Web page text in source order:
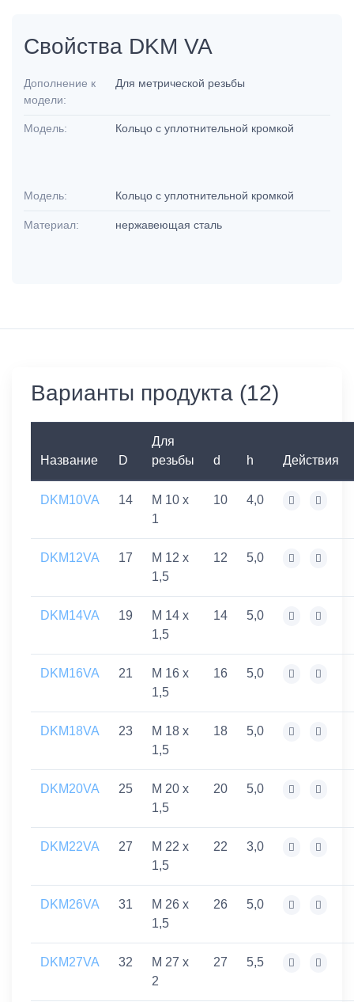
Свойства DKM VA
Дополнение к
модели:
Для метрической резьбы
Модель: Кольцо с уплотнительной кромкой
Модель: Кольцо с уплотнительной кромкой
Материал: нержавеющая сталь
Варианты продукта (12)
Название D
Для
резьбы
d h Действия
DKM10VA 14
M 10 x
1
10 4,0
DKM12VA 17
M 12 x
1,5
12 5,0
DKM14VA 19
M 14 x
1,5
14 5,0
DKM16VA 21
M 16 x
1,5
16 5,0
DKM18VA 23
M 18 x
1,5
18 5,0
DKM20VA 25
M 20 x
1,5
20 5,0
DKM22VA 27
M 22 x
1,5
22 3,0
DKM26VA 31
M 26 x
1,5
26 5,0
DKM27VA 32
M 27 x
2
27 5,5